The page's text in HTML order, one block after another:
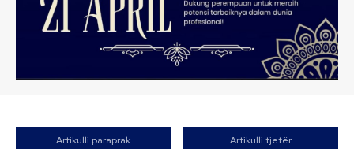
Artikulli paraprak Artikulli tjetër